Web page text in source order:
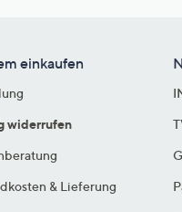
einkaufen
widerrufen
& Lieferung